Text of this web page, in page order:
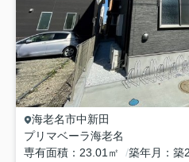
海老名市中新田
プリマベーラ海老名
専有面積
23.01㎡ 築年月 築